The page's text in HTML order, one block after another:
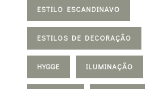
ESTILO ESCANDINAVO
ESTILOS DE DECORAÇÃO
HYGGE ILUMINAÇÃO